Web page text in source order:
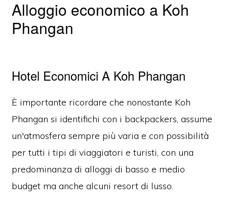
Alloggio economico a Koh
Phangan
Hotel Economici A Koh Phangan
È importante ricordare che nonostante Koh
Phangan si identifichi con i backpackers, assume
un'atmosfera sempre più varia e con possibilità
per tutti i tipi di viaggiatori e turisti, con una
predominanza di alloggi di basso e medio
budget ma anche alcuni resort di lusso.